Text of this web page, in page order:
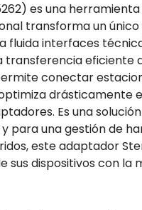
es una
transforma un
interfaces
conectar
drásticamente
Es una
para una gestión de
este adaptador
dispositivos con la